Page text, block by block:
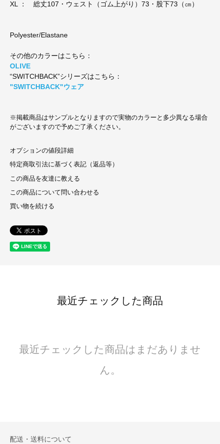
XL ： 総丈107・ウェスト（ゴム上がり）73・股下73（㎝）
Polyester/Elastane
その他のカラーはこちら：
OLIVE
“SWITCHBACK”シリーズはこちら：
"SWITCHBACK"ウェア
※掲載商品はサンプルとなりますので実物のカラーと多少異なる場合
がございますので予めご了承ください。
オプションの値段詳細
特定商取引法に基づく表記（返品等）
この商品を友達に教える
この商品について問い合わせる
買い物を続ける
最近チェックした商品
最近チェックした商品はまだありませ
ん。
配送・送料について